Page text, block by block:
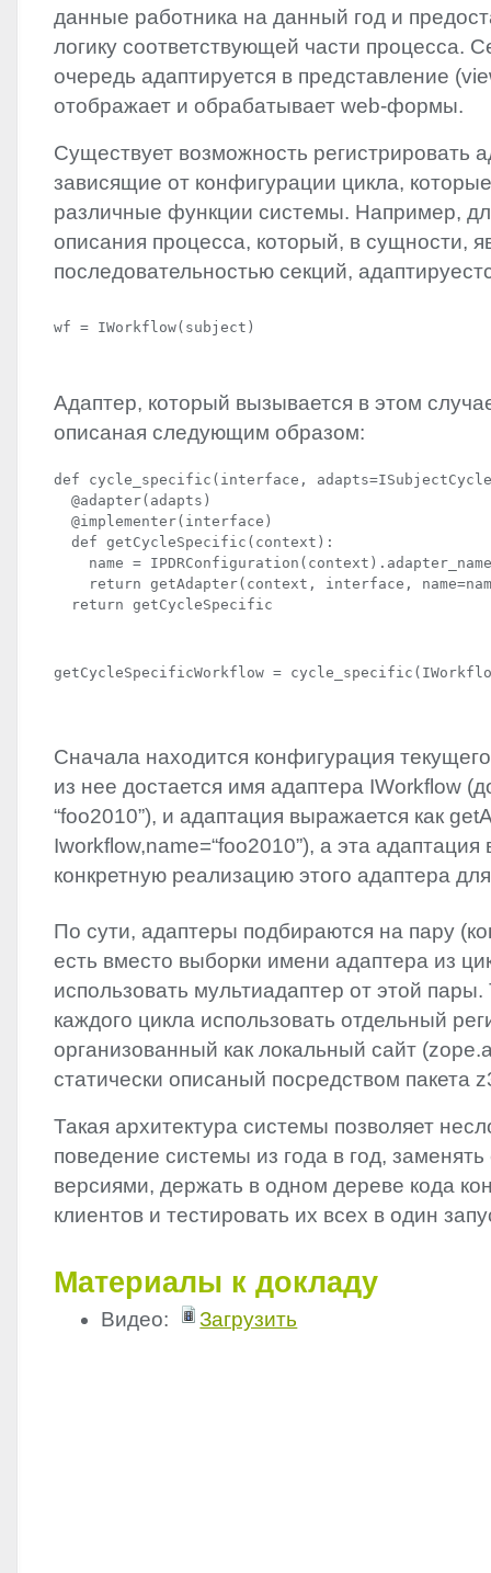
данные работника на данный год и
логику соответствующей части процесса.
очередь адаптируется в представление
отображает и обрабатывает web-формы.
Существует возможность регистрировать
зависящие от конфигурации цикла,
различные функции системы. Например,
описания процесса, который, в сущности,
последовательностью секций,
wf = IWorkflow(subject)
Адаптер, который вызывается в этом
описаная следующим образом:
def cycle_specific(interface,
  @adapter(adapts)
  @implementer(interface)
  def getCycleSpecific(context):
name =
return getAdapter(context, interface,
  return getCycleSpecific
getCycleSpecificWorkflow =
Сначала находится конфигурация
из нее достается имя адаптера IWorkflow
“foo2010”), и адаптация выражается как
Iworkflow,name=“foo2010”), а эта
конкретную реализацию этого адаптера
По сути, адаптеры подбираются на пару
есть вместо выборки имени адаптера из
использовать мультиадаптер от этой
каждого цикла использовать отдельный
организованный как локальный сайт
статически описаный посредством пакета
Такая архитектура системы позволяет
поведение системы из года в год,
версиями, держать в одном дереве кода
клиентов и тестировать их всех в один
Материалы к докладу
Видео: Загрузить